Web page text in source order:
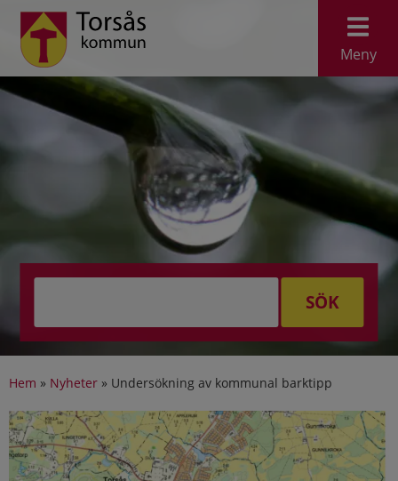
Meny
SÖK
Hem » Nyheter » Undersökning av kommunal barktipp